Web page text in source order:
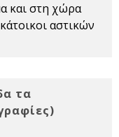
και στη χώρα
αστικών
τα